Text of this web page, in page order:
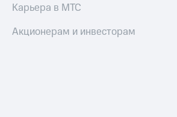
Карьера в МТС
Акционерам и инвесторам